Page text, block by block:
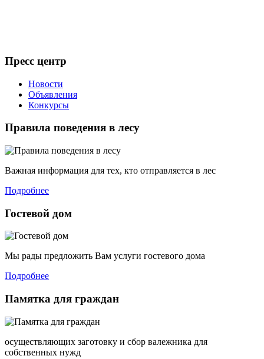
Пресс центр
Новости
Объявления
Конкурсы
Правила поведения в лесу
Важная информация для тех, кто отправляется в лес
Подробнее
Гостевой дом
Мы рады предложить Вам услуги гостевого дома
Подробнее
Памятка для граждан
осуществляющих заготовку и сбор валежника для
собственных нужд